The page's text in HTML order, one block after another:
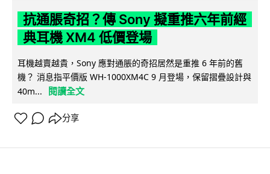
抗通脹奇招？傳 Sony 擬重推六年前經
典耳機 XM4 低價登場
耳機越賣越貴，Sony 應對通脹的奇招居然是重推 6 年前的舊
機？ 消息指平價版 WH-1000XM4C 9 月登場，保留摺疊設計與
40m...
閱讀全文
分享